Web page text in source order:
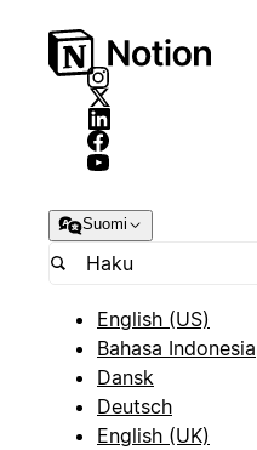
Suomi
English (US)
Bahasa Indonesia
Dansk
Deutsch
English (UK)